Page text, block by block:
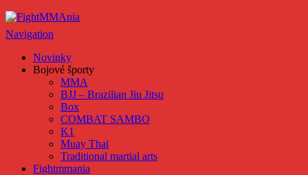
FightMMAnia
Navigation
Novinky
Bojové športy
MMA
BJJ – Brazilian Jiu Jitsu
Box
COMBAT SAMBO
K1
Muay Thai
Traditional martial arts
Fightmmania